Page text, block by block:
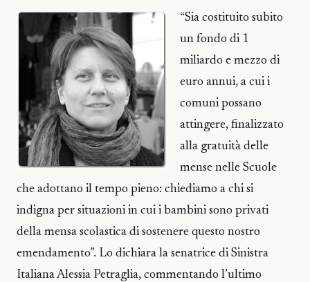
“Sia costituito subito
un fondo di 1
miliardo e mezzo di
euro annui, a cui i
comuni possano
attingere, finalizzato
alla gratuità delle
mense nelle Scuole
che adottano il tempo pieno: chiediamo a chi si
indigna per situazioni in cui i bambini sono privati
della mensa scolastica di sostenere questo nostro
emendamento”. Lo dichiara la senatrice di Sinistra
Italiana Alessia Petraglia, commentando l’ultimo